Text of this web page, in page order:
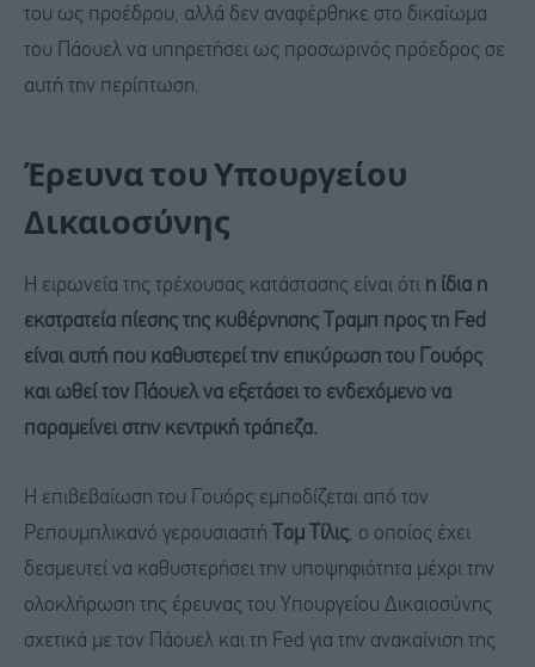
του ως προέδρου, αλλά δεν αναφέρθηκε στο δικαίωμα
του Πάουελ να υπηρετήσει ως προσωρινός πρόεδρος σε
αυτή την περίπτωση.
Έρευνα του Υπουργείου
Δικαιοσύνης
Η ειρωνεία της τρέχουσας κατάστασης είναι ότι η ίδια η
εκστρατεία πίεσης της κυβέρνησης Τραμπ προς τη Fed
είναι αυτή που καθυστερεί την επικύρωση του Γουόρς
και ωθεί τον Πάουελ να εξετάσει το ενδεχόμενο να
παραμείνει στην κεντρική τράπεζα.
Η επιβεβαίωση του Γουόρς εμποδίζεται από τον
Ρεπουμπλικανό γερουσιαστή
Τομ Τίλις, ο οποίος έχει
δεσμευτεί να καθυστερήσει την υποψηφιότητα μέχρι την
ολοκλήρωση της έρευνας του Υπουργείου Δικαιοσύνης
σχετικά με τον Πάουελ και τη Fed για την ανακαίνιση της